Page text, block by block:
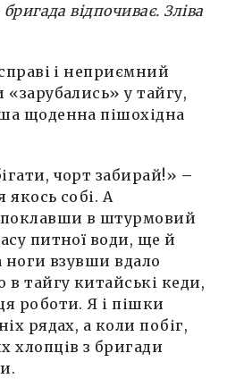
відпочиває. Зліва
і неприємний
«зарубались» у тайгу,
щоденна пішохідна
чорт забирай!» –
якось собі. А
поклавши в штурмовий
питної води, ще й
ноги взувши вдало
в тайгу китайські кеди,
роботи. Я і пішки
рядах, а коли побіг,
хлопців з бригади